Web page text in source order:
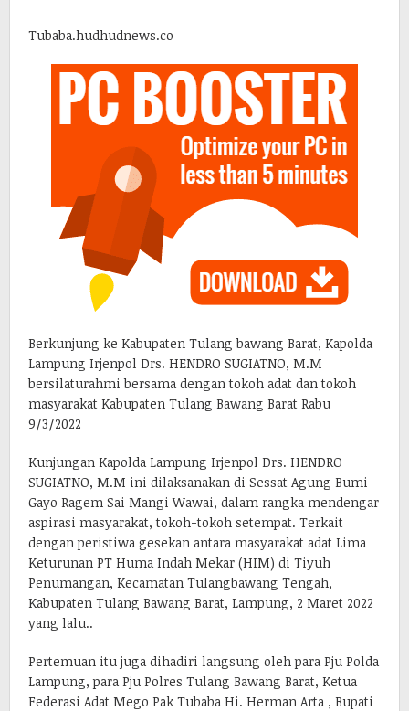
Tubaba.hudhudnews.co
Berkunjung ke Kabupaten Tulang bawang Barat, Kapolda
Lampung Irjenpol Drs. HENDRO SUGIATNO, M.M
bersilaturahmi bersama dengan tokoh adat dan tokoh
masyarakat Kabupaten Tulang Bawang Barat Rabu
9/3/2022
Kunjungan Kapolda Lampung Irjenpol Drs. HENDRO
SUGIATNO, M.M ini dilaksanakan di Sessat Agung Bumi
Gayo Ragem Sai Mangi Wawai, dalam rangka mendengar
aspirasi masyarakat, tokoh-tokoh setempat. Terkait
dengan peristiwa gesekan antara masyarakat adat Lima
Keturunan PT Huma Indah Mekar (HIM) di Tiyuh
Penumangan, Kecamatan Tulangbawang Tengah,
Kabupaten Tulang Bawang Barat, Lampung, 2 Maret 2022
yang lalu..
Pertemuan itu juga dihadiri langsung oleh para Pju Polda
Lampung, para Pju Polres Tulang Bawang Barat, Ketua
Federasi Adat Mego Pak Tubaba Hi. Herman Arta , Bupati